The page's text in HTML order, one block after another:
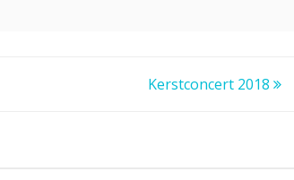
Kerstconcert 2018